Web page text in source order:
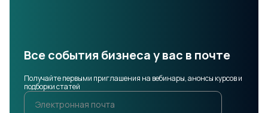
Все события бизнеса у вас в почте
Получайте первыми приглашения на вебинары, анонсы курсов и
подборки статей